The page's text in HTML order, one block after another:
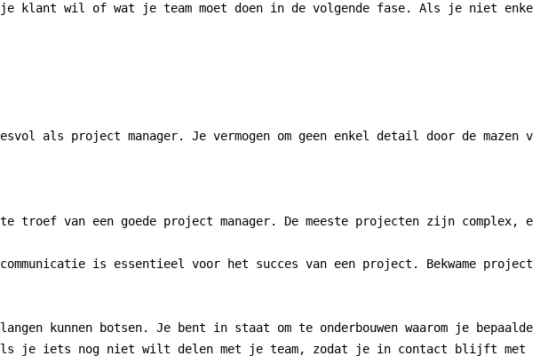
wil of wat je team moet doen in de volgende fase. Als je niet
als project manager. Je vermogen om geen enkel detail door de
troef van een goede project manager. De meeste projecten zijn
is essentieel voor het succes van een project. Bekwame
kunnen botsen. Je bent in staat om te onderbouwen waarom je
als je iets nog niet wilt delen met je team, zodat je in contact blijft met